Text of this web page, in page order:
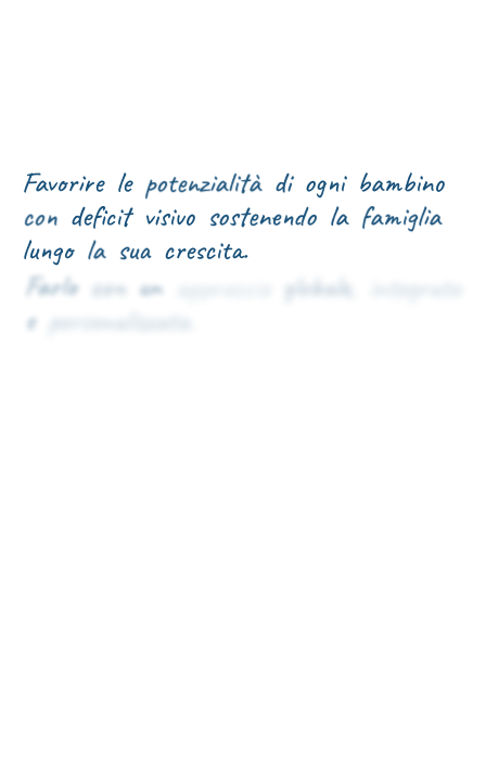
Favorire le potenzialità di ogni bambino
con defcit visivo sostenendo la famiglia
lungo la sua crescita.
Farlo con un globale,
e per on al zzat